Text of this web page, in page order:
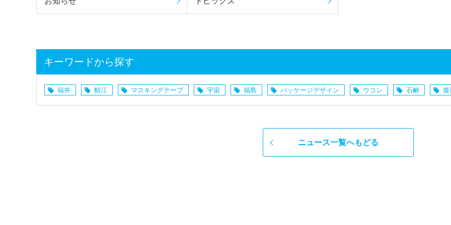
キーワードから探す
福井 鯖江 マスキングテープ 宇宙 福島 パッケージデザイン ウコン 石鹸 復
ニュース一覧へもどる